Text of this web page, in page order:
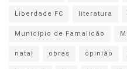
Liberdade FC
literatura
Município de Famalicão
natal
obras opinião